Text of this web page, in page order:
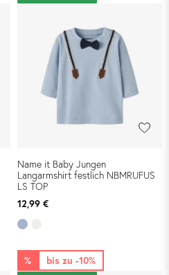
Name it Baby Jungen
Langarmshirt festlich NBMRUFUS
LS TOP
12,99 €
bis zu -10%
%